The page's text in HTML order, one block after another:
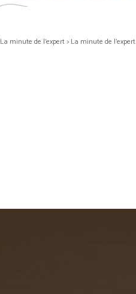
La minute de l'expert> La minute de l'expert